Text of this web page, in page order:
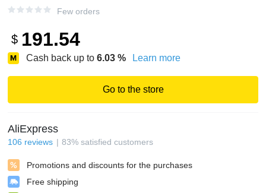
Few orders
$ 191.54
Cash back up to 6.03 % Learn more
Go to the store
AliExpress
106 reviews 83% satisfied customers
Promotions and discounts for the purchases
Free shipping